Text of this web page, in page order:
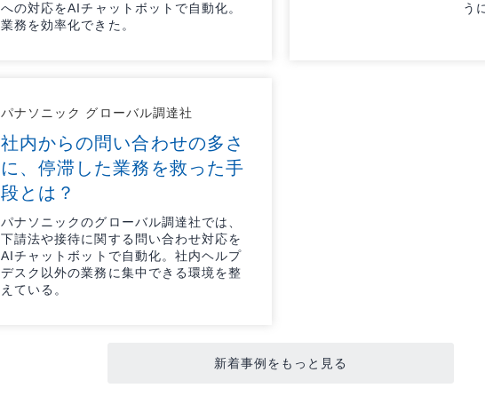
への対応をAIチャットボットで自動化。
業務を効率化できた。
う
パナソニック グローバル調達社
社内からの問い合わせの多さ
に、停滞した業務を救った手
段とは？
パナソニックのグローバル調達社では、
下請法や接待に関する問い合わせ対応を
AIチャットボットで自動化。社内ヘルプ
デスク以外の業務に集中できる環境を整
えている。
新着事例をもっと見る